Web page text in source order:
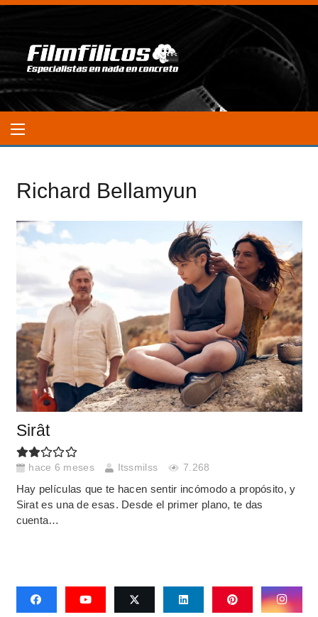
Richard Bellamyun
Sirât
hace 6 meses Itssmilss 7.268
Hay películas que te hacen sentir incómodo a propósito, y
Sirat es una de esas. Desde el primer plano, te das
cuenta…